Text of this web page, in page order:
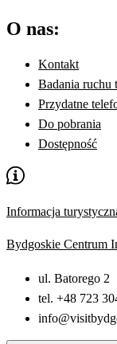
O nas:
Kontakt
Badania ruchu
Przydatne
Do pobrania
Dostępność
Informacja
Bydgoskie Centrum
ul. Batorego 2
tel. +48 723